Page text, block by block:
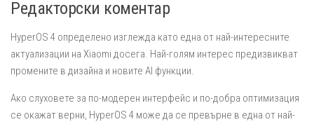
Редакторски коментар
HyperOS 4 определено изглежда като една от най-интересните
актуализации на Xiaomi досега. Най-голям интерес предизвикват
промените в дизайна и новите AI функции.
Ако слуховете за по-модерен интерфейс и по-добра оптимизация
се окажат верни, HyperOS 4 може да се превърне в една от най-